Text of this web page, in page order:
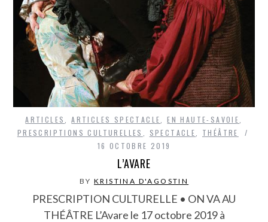
ARTICLES ,ARTICLES SPECTACLE ,EN HAUTE-SAVOIE
PRESCRIPTIONS CULTURELLES
SPECTACLE
THÉÂTRE
16 OCTOBRE 2019
L’AVARE
BY KRISTINA D'AGOSTIN
PRESCRIPTION CULTURELLE • ON VA AU
THÉÂTRE L’Avare le 17 octobre 2019 à